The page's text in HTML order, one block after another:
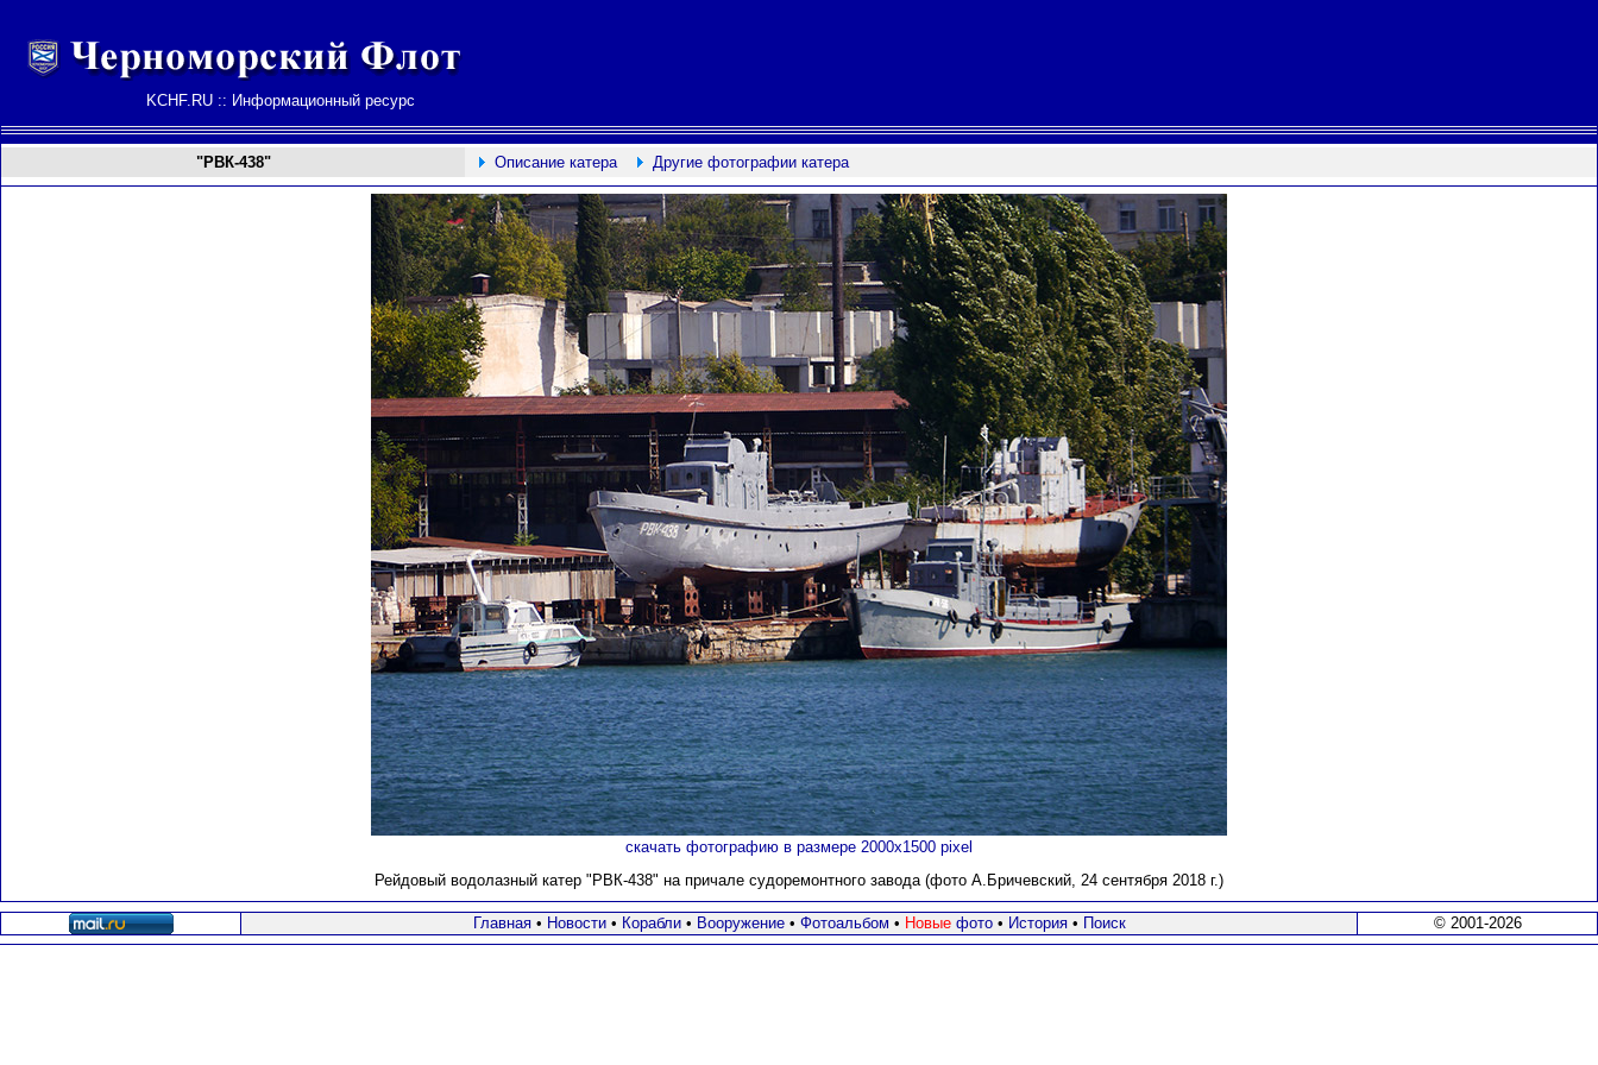
KCHF.RU :: Информационный ресурс
"РВК-438" Описание катера Другие фотографии катера
скачать фотографию в размере 2000х1500 pixel
Рейдовый водолазный катер "РВК-438" на причале судоремонтного завода (фото А.Бричевский, 24 сентября 2018 г.)
Главная• Новости• Корабли• Вооружение • Фотоальбом • Новыефото • История• Поиск © 2001-2026